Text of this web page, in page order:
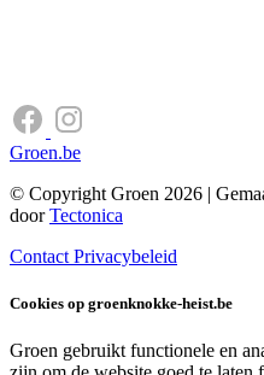
Groen.be
© Copyright Groen 2026 |
doorTectonica
Contact Privacybeleid
Cookies op groenknokke-heist.be
Groen gebruikt functionele en